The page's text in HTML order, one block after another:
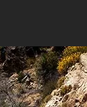
2000 – 2009
1990-1999
1988-1989